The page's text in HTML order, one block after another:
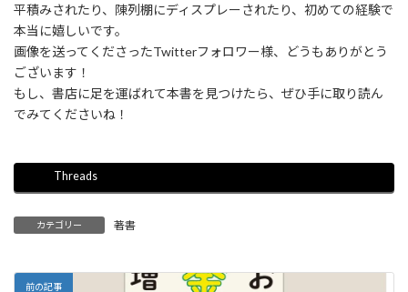
平積みされたり、陳列棚にディスプレーされたり、初めての経験で
本当に嬉しいです。
画像を送ってくださったTwitterフォロワー様、どうもありがとう
ございます！
もし、書店に足を運ばれて本書を見つけたら、ぜひ手に取り読ん
でみてくださいね！
Threads
カテゴリー 著書
前の記事